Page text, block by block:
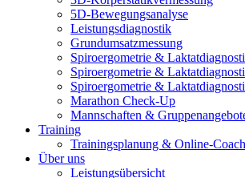
5D-Bewegungsanalyse
Leistungsdiagnostik
Grundumsatzmessung
Spiroergometrie &
Spiroergometrie &
Spiroergometrie &
Marathon Check-Up
Mannschaften &
Training
Trainingsplanung & Online-
Über uns
Leistungsübersicht